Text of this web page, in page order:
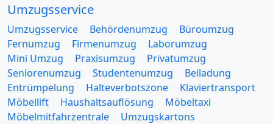
Umzugsservice
Umzugsservice Behördenumzug
Büroumzug
Fernumzug
Firmenumzug
Laborumzug
Mini Umzug
Praxisumzug
Privatumzug
Seniorenumzug
Studentenumzug
Beiladung
Entrümpelung
Halteverbotszone
Klaviertransport
Möbellift
Haushaltsauflösung
Möbeltaxi
Möbelmitfahrzentrale
Umzugskartons